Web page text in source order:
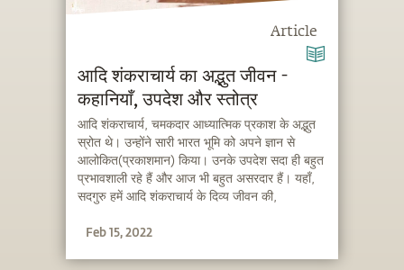
Article
आदि शंकराचार्य का अद्भुत जीवन -
कहानियाँ, उपदेश और स्तोत्र
आदि शंकराचार्य, चमकदार आध्यात्मिक प्रकाश के अद्भुत
स्रोत थे। उन्होंने सारी भारत भूमि को अपने ज्ञान से
आलोकित(प्रकाशमान) किया। उनके उपदेश सदा ही बहुत
प्रभावशाली रहे हैं और आज भी बहुत असरदार हैं। यहाँ,
सदगुरु हमें आदि शंकराचार्य के दिव्य जीवन की,
Feb 15, 2022